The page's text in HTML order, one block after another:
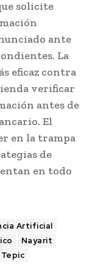
solicite
ante
La
eficaz contra
verificar
antes de
El
en la trampa
de
en todo
Artificial
Nayarit
Tepic